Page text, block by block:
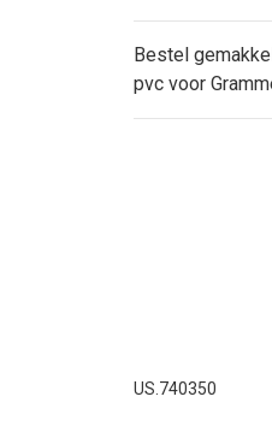
Bestel
pvc voor
US.740350